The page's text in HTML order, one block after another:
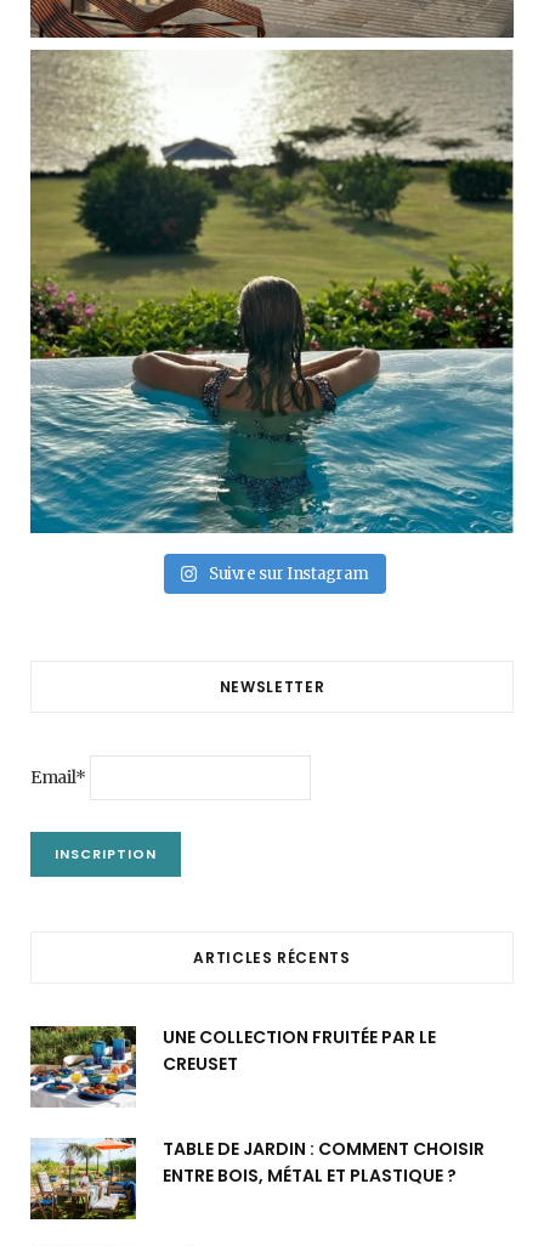
Suivre sur Instagram
NEWSLETTER
Email*
ARTICLES RÉCENTS
UNE COLLECTION FRUITÉE PAR LE
CREUSET
TABLE DE JARDIN : COMMENT CHOISIR
ENTRE BOIS, MÉTAL ET PLASTIQUE ?